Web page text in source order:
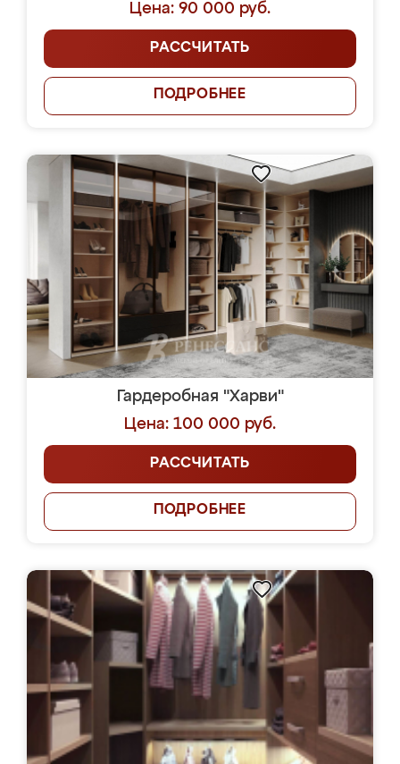
Цена: 90 000 руб.
РАССЧИТАТЬ
ПОДРОБНЕЕ
Гардеробная "Харви"
Цена: 100 000 руб.
РАССЧИТАТЬ
ПОДРОБНЕЕ